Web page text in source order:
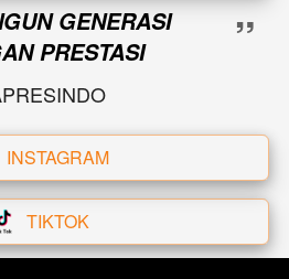
GENERASI
PRESTASI
”
INSTAGRAM
TIKTOK